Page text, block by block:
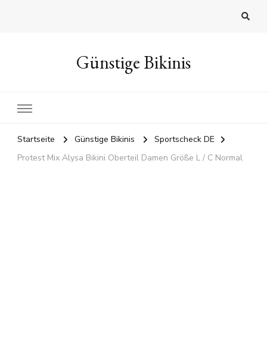
Günstige Bikinis
Startseite Günstige Bikinis
Sportscheck DE
Protest Mix Alysa Bikini Oberteil Damen Größe L / C Normal